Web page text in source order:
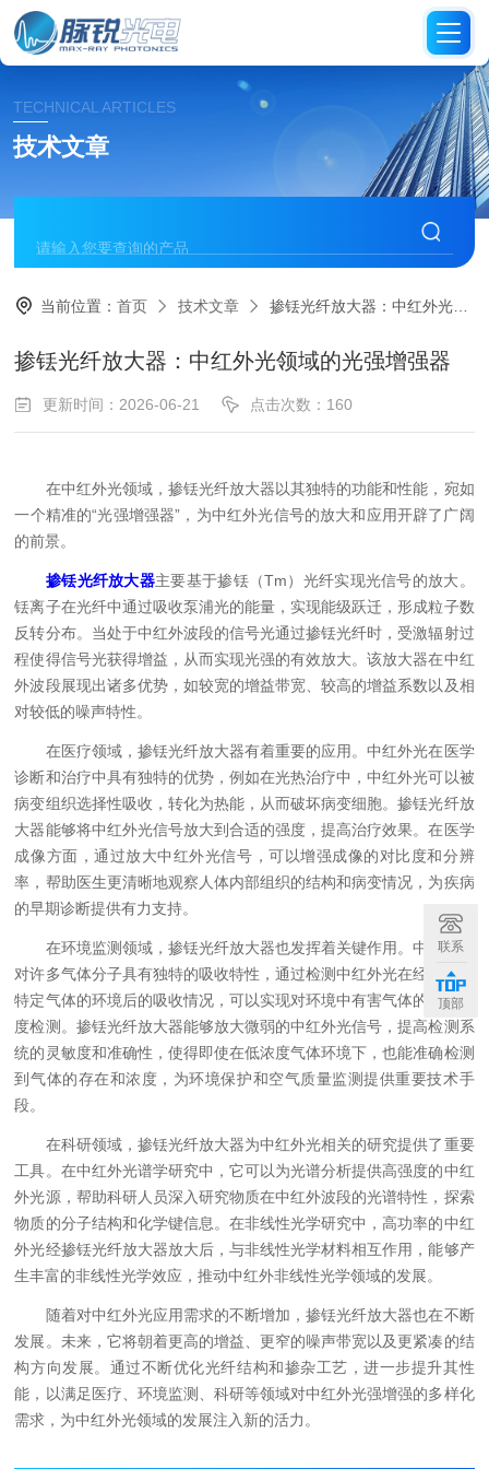
TECHNICAL ARTICLES
技术文章
当前位置：首页 技术文章 掺铥光纤放大器：中红外光领域的光强增强器
掺铥光纤放大器：中红外光领域的光强增强器
更新时间：2026-06-21 点击次数：160
在中红外光领域，掺铥光纤放大器以其独特的功能和性能，宛如
一个精准的“光强增强器”，为中红外光信号的放大和应用开辟了广阔
的前景。
掺铥光纤放大器主要基于掺铥（Tm）光纤实现光信号的放大。
铥离子在光纤中通过吸收泵浦光的能量，实现能级跃迁，形成粒子数
反转分布。当处于中红外波段的信号光通过掺铥光纤时，受激辐射过
程使得信号光获得增益，从而实现光强的有效放大。该放大器在中红
外波段展现出诸多优势，如较宽的增益带宽、较高的增益系数以及相
对较低的噪声特性。
在医疗领域，掺铥光纤放大器有着重要的应用。中红外光在医学
诊断和治疗中具有独特的优势，例如在光热治疗中，中红外光可以被
病变组织选择性吸收，转化为热能，从而破坏病变细胞。掺铥光纤放
大器能够将中红外光信号放大到合适的强度，提高治疗效果。在医学
成像方面，通过放大中红外光信号，可以增强成像的对比度和分辨
率，帮助医生更清晰地观察人体内部组织的结构和病变情况，为疾病
的早期诊断提供有力支持。
在环境监测领域，掺铥光纤放大器也发挥着关键作用。中红外光
对许多气体分子具有独特的吸收特性，通过检测中红外光在经过含有
特定气体的环境后的吸收情况，可以实现对环境中有害气体的高灵敏
度检测。掺铥光纤放大器能够放大微弱的中红外光信号，提高检测系
统的灵敏度和准确性，使得即使在低浓度气体环境下，也能准确检测
到气体的存在和浓度，为环境保护和空气质量监测提供重要技术手
段。
在科研领域，掺铥光纤放大器为中红外光相关的研究提供了重要
工具。在中红外光谱学研究中，它可以为光谱分析提供高强度的中红
外光源，帮助科研人员深入研究物质在中红外波段的光谱特性，探索
物质的分子结构和化学键信息。在非线性光学研究中，高功率的中红
外光经掺铥光纤放大器放大后，与非线性光学材料相互作用，能够产
生丰富的非线性光学效应，推动中红外非线性光学领域的发展。
随着对中红外光应用需求的不断增加，掺铥光纤放大器也在不断
发展。未来，它将朝着更高的增益、更窄的噪声带宽以及更紧凑的结
构方向发展。通过不断优化光纤结构和掺杂工艺，进一步提升其性
能，以满足医疗、环境监测、科研等领域对中红外光强增强的多样化
需求，为中红外光领域的发展注入新的活力。
联系
顶部